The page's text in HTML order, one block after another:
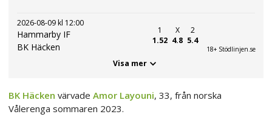
2026-08-09 kl 12:00
Hammarby IF
BK Häcken
1
1.52
X
4.8
2
5.4
18+ Stödlinjen.se
Visa mer
BK Häcken värvade Amor Layouni, 33, från norska
Vålerenga sommaren 2023.